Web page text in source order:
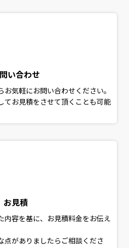
い合わせ
気軽にお問い合わせください。
てお見積をさせて頂くことも可能
お見積
内容を基に、お見積料金をお伝え
点がありましたらご相談くださ